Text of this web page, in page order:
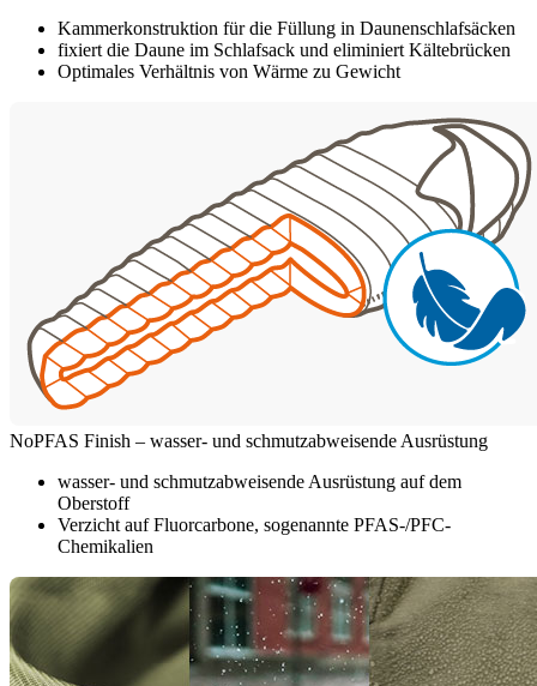
Kammerkonstruktion für die Füllung in Daunenschlafsäcken
fixiert die Daune im Schlafsack und eliminiert Kältebrücken
Optimales Verhältnis von Wärme zu Gewicht
NoPFAS Finish – wasser- und schmutzabweisende Ausrüstung
wasser- und schmutzabweisende Ausrüstung auf dem
Oberstoff
Verzicht auf Fluorcarbone, sogenannte PFAS-/PFC-
Chemikalien